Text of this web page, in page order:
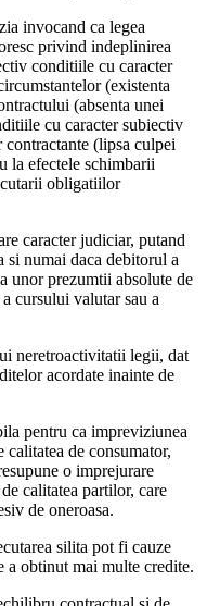
invocand ca legea
privind indeplinirea
conditiile cu caracter
(existenta
(absenta unei
cu caracter subiectiv
(lipsa culpei
la efectele schimbarii
obligatiilor
caracter judiciar, putand
si numai daca debitorul a
unor prezumtii absolute de
cursului valutar sau a
neretroactivitatii legii, dat
acordate inainte de
pentru ca impreviziunea
de consumator,
o imprejurare
calitatea partilor, care
de oneroasa.
silita pot fi cauze
a obtinut mai multe credite.